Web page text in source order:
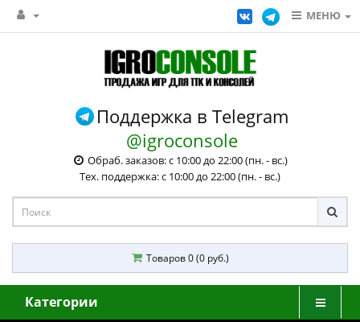
МЕНЮ
Поддержка в Telegram
@igroconsole
Обраб. заказов: с 10:00 до 22:00 (пн. - вс.)
Тех. поддержка: с 10:00 до 22:00 (пн. - вс.)
Товаров 0 (0 руб.)
Категории